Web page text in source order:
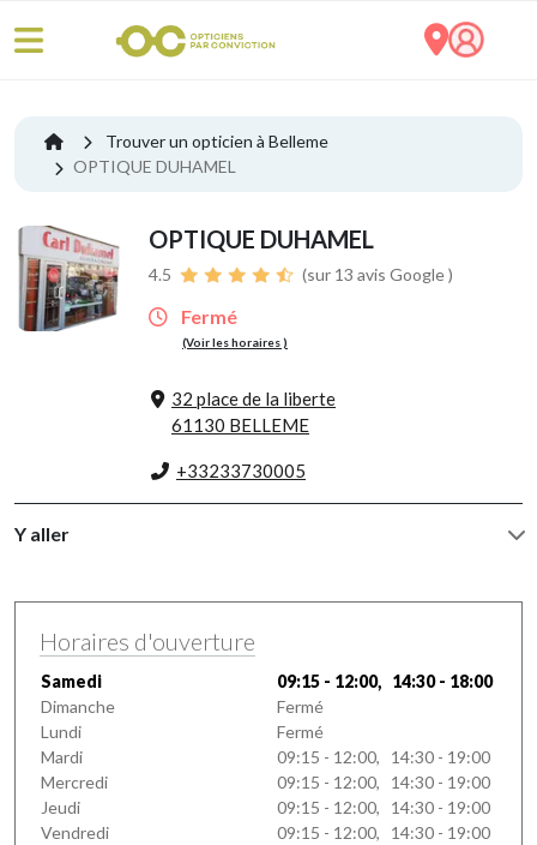
Trouver un opticien à Belleme
OPTIQUE DUHAMEL
OPTIQUE DUHAMEL
4.5 (sur 13 avis Google )
Fermé
(Voir les horaires )
32 place de la liberte
61130 BELLEME
+33233730005
Y aller
Horaires d'ouverture
Samedi
09:15 - 12:00, 14:30 - 18:00
Dimanche
Fermé
Lundi
Fermé
Mardi
09:15 - 12:00, 14:30 - 19:00
Mercredi
09:15 - 12:00, 14:30 - 19:00
Jeudi
09:15 - 12:00, 14:30 - 19:00
Vendredi
09:15 - 12:00, 14:30 - 19:00